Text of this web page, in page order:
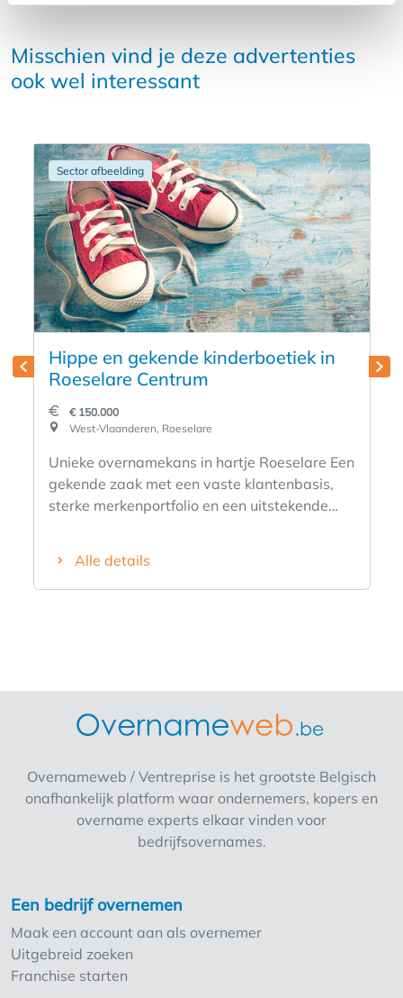
Misschien vind je deze advertenties
ook wel interessant
Sector afbeelding
Hippe en gekende kinderboetiek in
Roeselare Centrum
€ 150.000
West-Vlaanderen, Roeselare
Unieke overnamekans in hartje Roeselare Een
gekende zaak met een vaste klantenbasis,
sterke merkenportfolio en een uitstekende
waarde van ±€60.000• Volledige
winkelinrichting (waarde €25.000)• Goodwill
benut wordt. Overgangsperiode
warme overdracht en stelt je persoonlijk voor
aan leveranciers en merken.Vraagprijs
inclusief stock op overdrachtsdatum Meer
informatie beschikbaar na contactname.
Alle details
Overnameweb / Ventreprise is het grootste Belgisch
onafhankelijk platform waar ondernemers, kopers en
overname experts elkaar vinden voor
bedrijfsovernames.
Een bedrijf overnemen
Maak een account aan als overnemer
Uitgebreid zoeken
Franchise starten